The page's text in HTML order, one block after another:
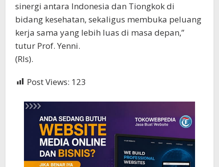
sinergi antara Indonesia dan Tiongkok di
bidang kesehatan, sekaligus membuka peluang
kerja sama yang lebih luas di masa depan,”
tutur Prof. Yenni.
(Rls).
Post Views: 123